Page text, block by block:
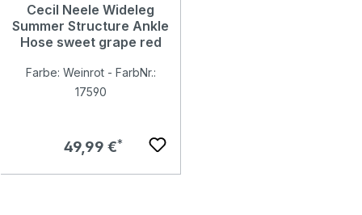
Cecil Neele Wideleg
Summer Structure Ankle
Hose sweet grape red
Farbe: Weinrot - FarbNr.:
17590
Regulärer Preis:
49,99 €